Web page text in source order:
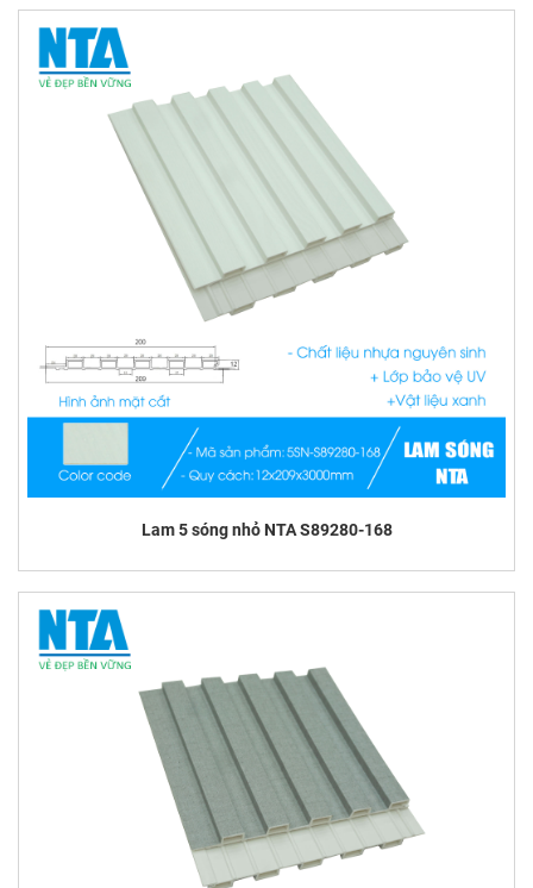
Lam 5 sóng nhỏ NTA S89280-168